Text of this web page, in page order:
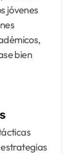
jóvenes
bien